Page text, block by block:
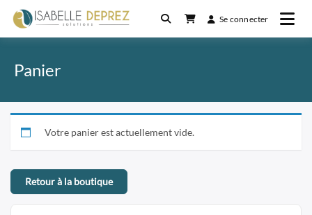
Passer
contenu
Isabelle Deprez
Speaker & Coach Se connecter
Panier
Votre panier est actuellement vide.
Retour à la boutique